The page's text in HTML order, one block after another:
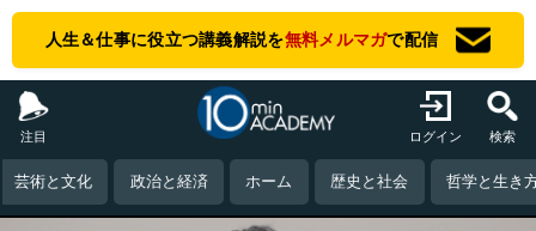
人生＆仕事に役立つ講義解説を無料メルマガで配信
注目 ログイン 検索
芸術と文化 政治と経済 ホーム 歴史と社会 哲学と生き